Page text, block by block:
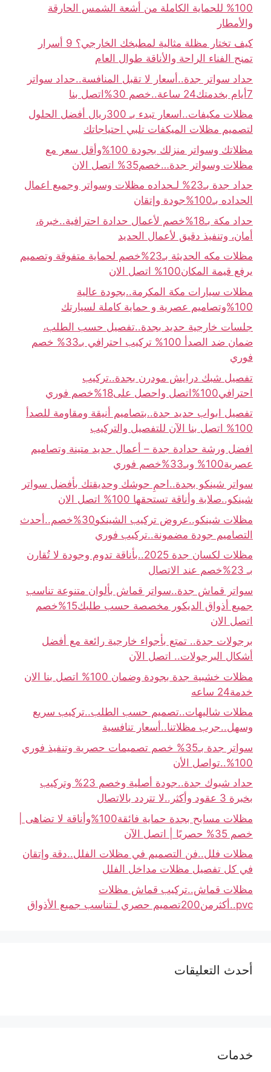
100% للحماية الكاملة من أشعة الشمس الحارقة
والأمطار
كيف تختار مظلة مثالية لمطبخك الخارجي؟ 9 أسرار
تمنح الفناء الراحة والأناقة طوال العام
حداد سواتر جدة..أسعار لا تقبل المنافسة..حداد سواتر
7أيام بخدمتك24 ساعة..خصم 30%اتصل بنا
مظلات مكيفات..اسعار تبدء بـ 300ريال أفضل الحلول
لتصميم مظلات الميكفات تلبي احتياجاتك
مظلاتك وسواتر منزلك بجودة 100%وأقل سعر مع
مظلات وسواتر جدة…خصم35% اتصل الان
حداد جدة بـ23% لـحداده مظلات وسواتر وجميع اعمال
الحداده بـ100%جودة وإتقان
حداد مكة بـ18%خصم لأعمال حدادة احترافية..خبرة،
أمان، وتنفيذ دقيق لأعمال الحديد
مظلات مكه الحديثة بـ23%خصم لحماية متفوقة وتصميم
يرفع قيمة المكان100% اتصل الان
مظلات سيارات مكة المكرمة..بجودة عالية
100%وتصاميم عصرية و حماية كاملة لسيارتك
جلسات خارجية حديد بجدة..تفصيل حسب الطلب،
ضمان ضد الصدأ 100% تركيب احترافي بـ33% خصم
فوري
تفصيل شبك درايش مودرن بجدة..تركيب
احترافي100%اتصل واحصل على18%خصم فوري
تفصيل ابواب حديد جدة..بتصاميم أنيقة ومقاومة للصدأ
100% اتصل بنا الآن للتفصيل والتركيب
افضل ورشة حدادة جدة – أعمال حديد متينة وتصاميم
عصرية100% وبـ33%خصم فوري
سواتر شينكو بجدة..احمِ حوشك وحديقتك بأفضل سواتر
شينكو..صلابة وأناقة تستحقها 100% اتصل الان
مظلات شينكو..عروض تركيب الشينكو30%خصم..أحدث
التصاميم جودة مضمونة..تركيب فوري
مظلات لكسان جدة 2025..بأناقة تدوم وجودة لا تُقارن
بـ 23%خصم عند الاتصال
سواتر قماش جدة..سواتر قماش بألوان متنوعة تناسب
جميع أذواق الديكور مخصصة حسب طلبك15%خصم
اتصل الان
برجولات جدة.. تمتع بأجواء خارجية رائعة مع أفضل
أشكال البرجولات.. اتصل الآن
مظلات خشبية جدة بجودة وضمان 100% اتصل بنا الان
خدمة24 ساعه
مظلات شاليهات..تصميم حسب الطلب..تركيب سريع
وسهل..جرب مظلاتنا..أسعار تنافسية
سواتر جدة بـ35% خصم تصميمات حصرية وتنفيذ فوري
100%..تواصل الأن
حداد شبوك جدة..جودة أصلية وخصم 23% وتركيب
بخبرة 3 عقود وأكثر..لا تتردد بالاتصال
مظلات مسابح بجدة حماية فائقة100%وأناقة لا تضاهى |
خصم 35% حصريًا | اتصل الآن
مظلات فلل..فن التصميم في مظلات الفلل..دقة وإتقان
في كل تفصيل مظلات مداخل الفلل
مظلات قماش..تركيب قماش مظلات
pvc..أكثرمن200تصميم حصري لـتناسب جميع الأذواق
أحدث التعليقات
خدمات